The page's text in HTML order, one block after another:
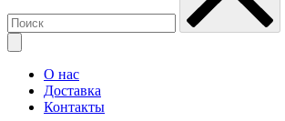
О нас
Доставка
Контакты